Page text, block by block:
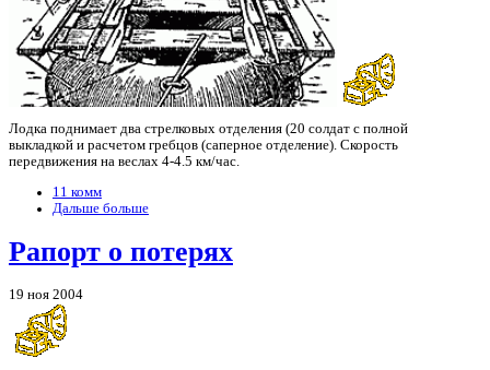
Лодка поднимает два стрелковых отделения (20 солдат с полной
выкладкой и расчетом гребцов (саперное отделение). Скорость
передвижения на веслах 4-4.5 км/час.
11 комм
Дальше больше
Рапорт о потерях
19 ноя 2004